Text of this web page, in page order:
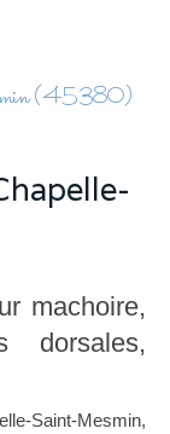
(45380)
machoire,
dorsales,
Saint-Mesmin,